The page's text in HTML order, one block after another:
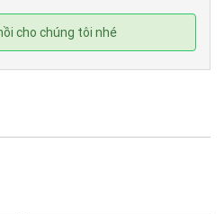
cho chúng tôi nhé